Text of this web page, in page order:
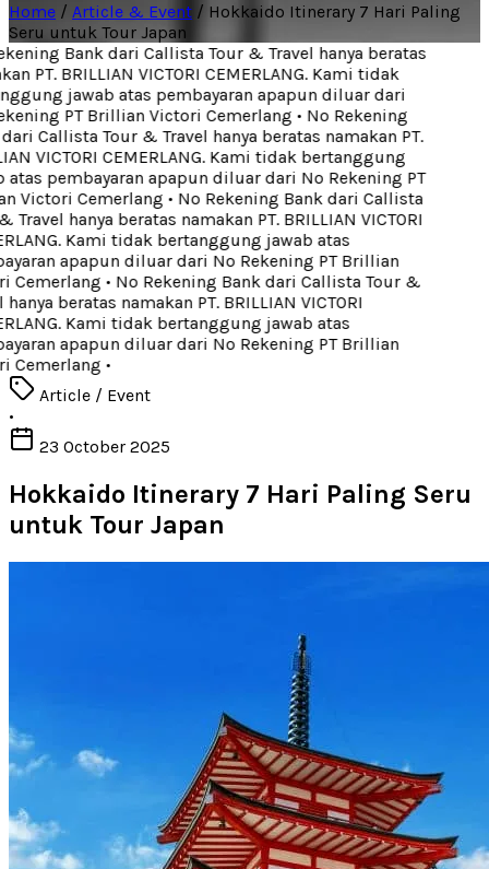
Home / Article & Event / Hokkaido Itinerary 7 Hari Paling
Seru untuk Tour Japan
Bank dari Callista Tour & Travel hanya beratas
PT. BRILLIAN VICTORI CEMERLANG. Kami tidak
jawab atas pembayaran apapun diluar dari
PT Brillian Victori Cemerlang• No Rekening
Callista Tour & Travel hanya beratas namakan PT.
VICTORI CEMERLANG. Kami tidak bertanggung
pembayaran apapun diluar dari No Rekening PT
Victori Cemerlang• No Rekening Bank dari Callista
Travel hanya beratas namakan PT. BRILLIAN VICTORI
Kami tidak bertanggung jawab atas
apapun diluar dari No Rekening PT Brillian
Cemerlang• No Rekening Bank dari Callista Tour &
beratas namakan PT. BRILLIAN VICTORI
Kami tidak bertanggung jawab atas
apapun diluar dari No Rekening PT Brillian
Cemerlang•
Article / Event
•
23 October 2025
Hokkaido Itinerary 7 Hari Paling Seru
untuk Tour Japan